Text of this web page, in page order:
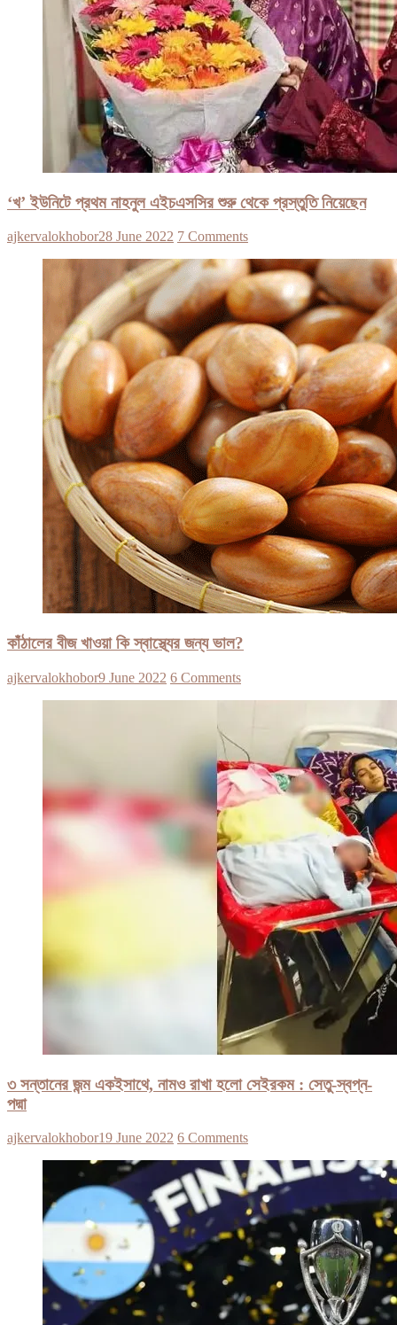
‘খ’ ইউনিটে প্রথম নাহনুল এইচএসসির শুরু থেকে প্রস্তুতি নিয়েছেন
ajkervalokhobor28 June 2022 7 Comments
কাঁঠালের বীজ খাওয়া কি স্বাস্থ্যের জন্য ভাল?
ajkervalokhobor9 June 2022 6 Comments
৩ সন্তানের জন্ম একইসাথে, নামও রাখা হলো সেইরকম : সেতু-স্বপ্ন-
পদ্মা
ajkervalokhobor19 June 2022 6 Comments